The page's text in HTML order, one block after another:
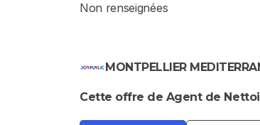
Non renseignées
MONTPELLIER
Cette offre de Agent de